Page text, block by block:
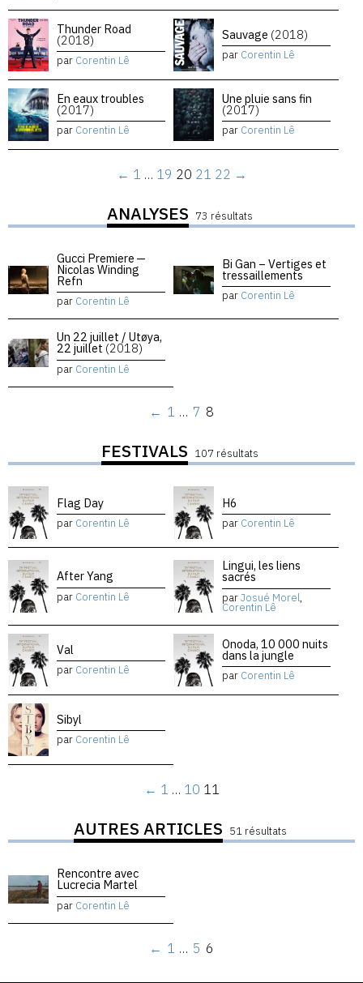
Thunder Road
(2018)
par Corentin Lê
Sauvage (2018)
par Corentin Lê
En eaux troubles
(2017)
par Corentin Lê
Une pluie sans fin
(2017)
par Corentin Lê
← 1 … 19 20 21 22 →
ANALYSES 73 résultats
Gucci Premiere —
Nicolas Winding
Refn
par Corentin Lê
Bi Gan – Vertiges et
tressaillements
par Corentin Lê
Un 22 juillet / Utøya,
22 juillet (2018)
par Corentin Lê
← 1 … 7 8
FESTIVALS 107 résultats
Flag Day
par Corentin Lê
H6
par Corentin Lê
After Yang
par Corentin Lê
Lingui, les liens
sacrés
parJosué Morel,
Corentin Lê
Val
par Corentin Lê
Onoda, 10 000 nuits
dans la jungle
par Corentin Lê
Sibyl
par Corentin Lê
← 1 … 10 11
AUTRES ARTICLES 51 résultats
Rencontre avec
Lucrecia Martel
par Corentin Lê
← 1 … 5 6